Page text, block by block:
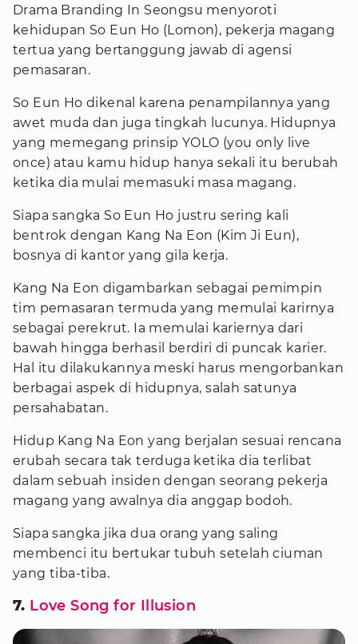
Drama Branding In Seongsu menyoroti
kehidupan So Eun Ho (Lomon), pekerja magang
tertua yang bertanggung jawab di agensi
pemasaran.
So Eun Ho dikenal karena penampilannya yang
awet muda dan juga tingkah lucunya. Hidupnya
yang memegang prinsip YOLO (you only live
once) atau kamu hidup hanya sekali itu berubah
ketika dia mulai memasuki masa magang.
Siapa sangka So Eun Ho justru sering kali
bentrok dengan Kang Na Eon (Kim Ji Eun),
bosnya di kantor yang gila kerja.
Kang Na Eon digambarkan sebagai pemimpin
tim pemasaran termuda yang memulai karirnya
sebagai perekrut. Ia memulai kariernya dari
bawah hingga berhasil berdiri di puncak karier.
Hal itu dilakukannya meski harus mengorbankan
berbagai aspek di hidupnya, salah satunya
persahabatan.
Hidup Kang Na Eon yang berjalan sesuai rencana
erubah secara tak terduga ketika dia terlibat
dalam sebuah insiden dengan seorang pekerja
magang yang awalnya dia anggap bodoh.
Siapa sangka jika dua orang yang saling
membenci itu bertukar tubuh setelah ciuman
yang tiba-tiba.
7. Love Song for Illusion